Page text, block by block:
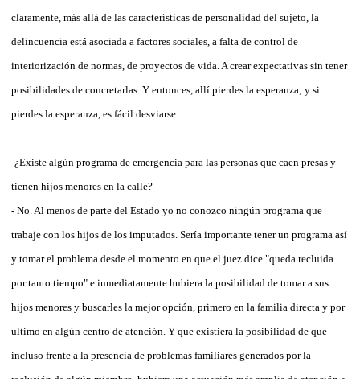
claramente, más allá de las características de personalidad del sujeto, la
delincuencia está asociada a factores sociales, a falta de control de
interiorización de normas, de proyectos de vida. A crear expectativas sin tener
posibilidades de concretarlas. Y entonces, allí pierdes la esperanza; y si
pierdes la esperanza, es fácil desviarse.
-¿Existe algún programa de emergencia para las personas que caen presas y
tienen hijos menores en la calle?
- No. Al menos de parte del Estado yo no conozco ningún programa que
trabaje con los hijos de los imputados. Sería importante tener un programa así
y tomar el problema desde el momento en que el juez dice "queda recluida
por tanto tiempo" e inmediatamente hubiera la posibilidad de tomar a sus
hijos menores y buscarles la mejor opción, primero en la familia directa y por
ultimo en algún centro de atención. Y que existiera la posibilidad de que
incluso frente a la presencia de problemas familiares generados por la